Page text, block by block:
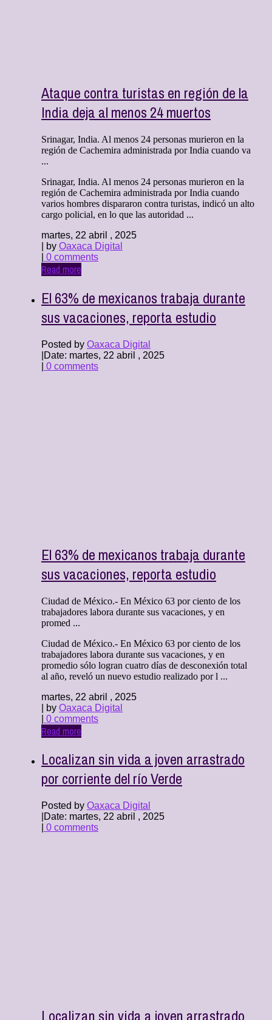
Ataque contra turistas en región de la
India deja al menos 24 muertos
Srinagar, India. Al menos 24 personas murieron en la
región de Cachemira administrada por India cuando va
...
Srinagar, India. Al menos 24 personas murieron en la
región de Cachemira administrada por India cuando
varios hombres dispararon contra turistas, indicó un alto
cargo policial, en lo que las autoridad ...
martes, 22 abril , 2025
| by Oaxaca Digital
0 comments
Read more
El 63% de mexicanos trabaja durante
sus vacaciones, reporta estudio
Posted by Oaxaca Digital
Date: martes, 22 abril , 2025
0 comments
El 63% de mexicanos trabaja durante
sus vacaciones, reporta estudio
Ciudad de México.- En México 63 por ciento de los
trabajadores labora durante sus vacaciones, y en
promed ...
Ciudad de México.- En México 63 por ciento de los
trabajadores labora durante sus vacaciones, y en
promedio sólo logran cuatro días de desconexión total
al año, reveló un nuevo estudio realizado por l ...
martes, 22 abril , 2025
| by Oaxaca Digital
0 comments
Read more
Localizan sin vida a joven arrastrado
por corriente del río Verde
Posted by Oaxaca Digital
Date: martes, 22 abril , 2025
0 comments
Localizan sin vida a joven arrastrado